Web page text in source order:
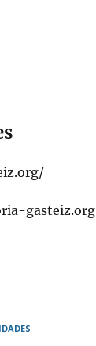
gasteiz.org